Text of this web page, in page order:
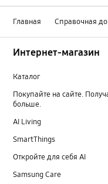
Главная Справочная
Интернет-магазин
Каталог
Покупайте на сайте.
больше.
AI Living
SmartThings
Откройте для себя AI
Samsung Care